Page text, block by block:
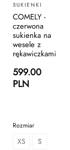
SUKIENKI
COMELY -
czerwona
sukienka na
wesele z
rękawiczkami
599.00
PLN
Rozmiar
XS
S